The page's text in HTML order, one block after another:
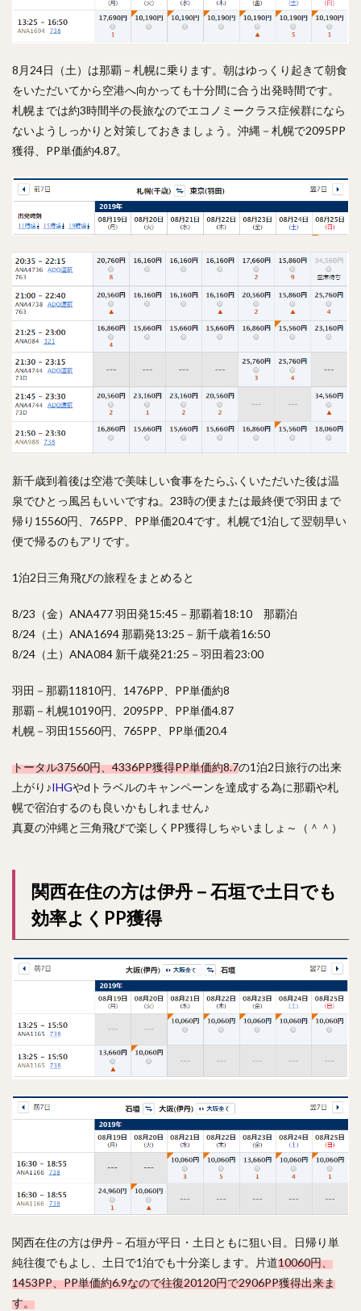
8月24日（土）は那覇－札幌に乗ります。朝はゆっくり起きて朝食
をいただいてから空港へ向かっても十分間に合う出発時間です。
札幌までは約3時間半の長旅なのでエコノミークラス症候群になら
ないようしっかりと対策しておきましょう。沖縄－札幌で2095PP
獲得、PP単価約4.87。
新千歳到着後は空港で美味しい食事をたらふくいただいた後は温
泉でひとっ風呂もいいですね。23時の便または最終便で羽田まで
帰り15560円、765PP、PP単価20.4です。札幌で1泊して翌朝早い
便で帰るのもアリです。
1泊2日三角飛びの旅程をまとめると
8/23（金）ANA477 羽田発15:45－那覇着18:10 那覇泊
8/24（土）ANA1694 那覇発13:25－新千歳着16:50
8/24（土）ANA084 新千歳発21:25－羽田着23:00
羽田－那覇11810円、1476PP、PP単価約8
那覇－札幌10190円、2095PP、PP単価4.87
札幌－羽田15560円、765PP、PP単価20.4
トータル37560円、4336PP獲得PP単価約8.7の1泊2日旅行の出来
上がり♪IHGやdトラベルのキャンペーンを達成する為に那覇や札
幌で宿泊するのも良いかもしれません♪
真夏の沖縄と三角飛びで楽しくPP獲得しちゃいましょ～（＾＾）
関西在住の方は伊丹－石垣で土日でも
効率よくPP獲得
関西在住の方は伊丹－石垣が平日・土日ともに狙い目。日帰り単
純往復でもよし、土日で1泊でも十分楽します。片道10060円、
1453PP、PP単価約6.9なので往復20120円で2906PP獲得出来ま
す。